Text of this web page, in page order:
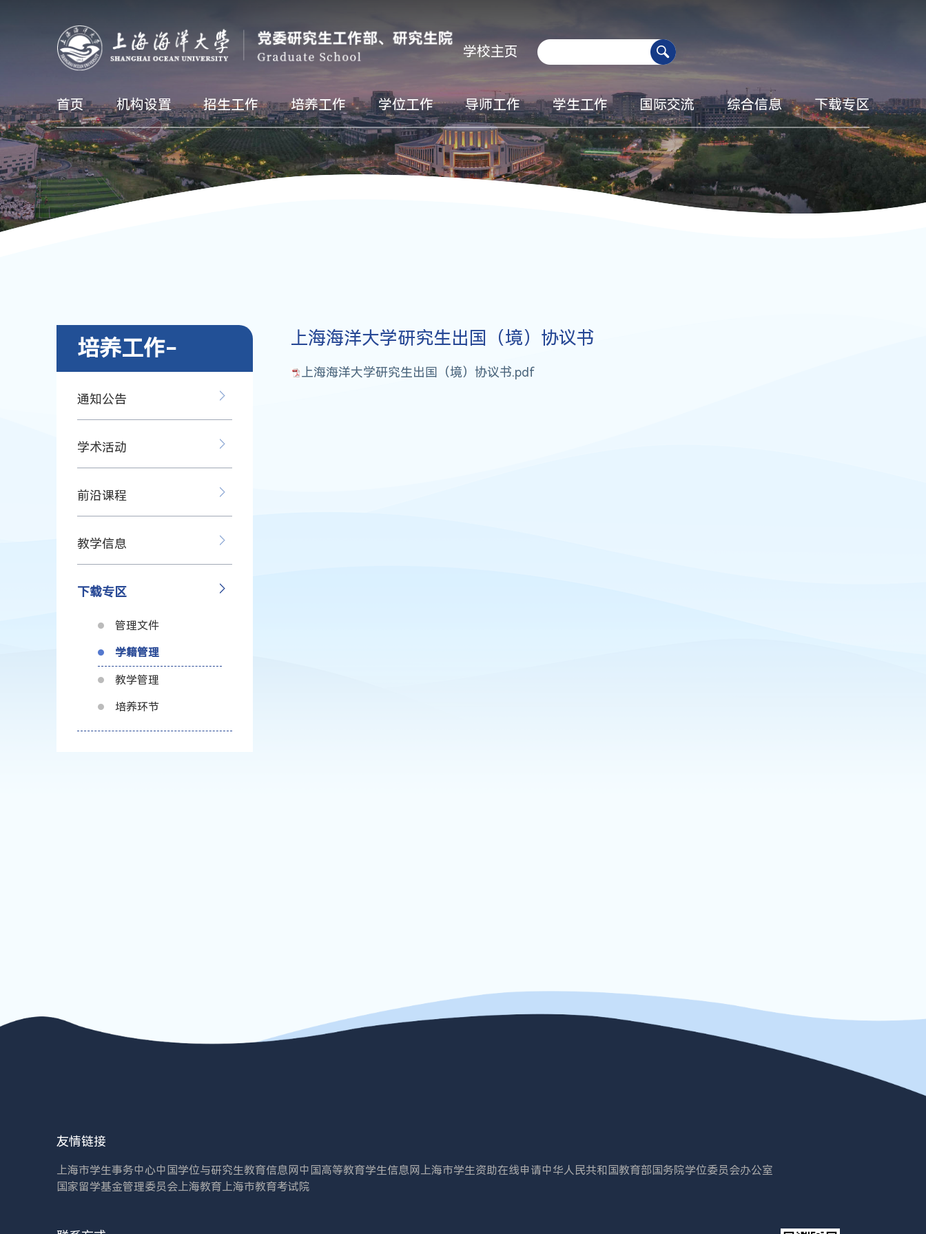
学校主页
首页 机构设置 招生工作 培养工作 学位工作 导师工作 学生工作 国际交流 综合信息 下载专区
培养工作-
通知公告
学术活动
前沿课程
教学信息
下载专区
管理文件
学籍管理
教学管理
培养环节
上海海洋大学研究生出国（境）协议书
上海海洋大学研究生出国（境）协议书.pdf
友情链接
上海市学生事务中心中国学位与研究生教育信息网 中国高等教育学生信息网 上海市学生资助在线申请中华人民共和国教育部 国务院学位委员会办公室
国家留学基金管理委员会 上海教育 上海市教育考试院